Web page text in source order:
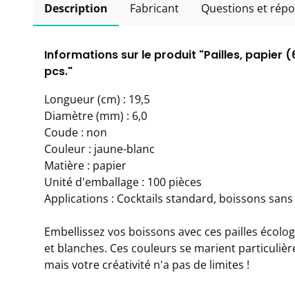
Description Fabricant Questions et
Informations sur le produit "Pailles, papier
pcs."
Longueur (cm) : 19,5
Diamètre (mm) : 6,0
Coude : non
Couleur : jaune-blanc
Matière : papier
Unité d'emballage : 100 pièces
Applications : Cocktails standard, boissons
Embellissez vos boissons avec ces pailles
et blanches. Ces couleurs se marient
mais votre créativité n'a pas de limites !